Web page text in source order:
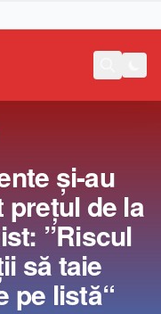
şi-au
de la
”Riscul
să taie
pe listă“